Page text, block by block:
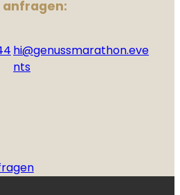
hi@genussmarathon.eve
nts